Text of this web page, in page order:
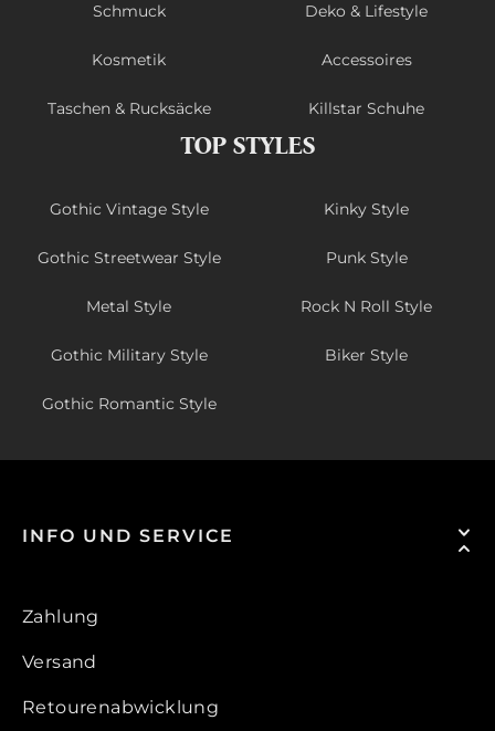
Schmuck Deko & Lifestyle
Kosmetik Accessoires
Taschen & Rucksäcke Killstar Schuhe
TOP STYLES
Gothic Vintage Style Kinky Style
Gothic Streetwear Style Punk Style
Metal Style Rock N Roll Style
Gothic Military Style Biker Style
Gothic Romantic Style
INFO UND SERVICE
Zahlung
Versand
Retourenabwicklung